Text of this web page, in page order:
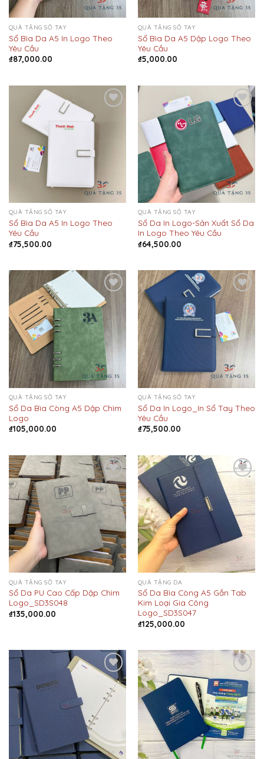
QUÀ TẶNG SỔ TAY
Sổ Bìa Da A5 In Logo Theo
Yêu Cầu
₫87,000.00
QUÀ TẶNG SỔ TAY
Sổ Bìa Da A5 Dập Logo Theo
Yêu Cầu
₫5,000.00
Wishlist
QUÀ TẶNG SỔ TAY
Sổ Bìa Da A5 In Logo Theo
Yêu Cầu
₫75,500.00
Add to
Wishlist
QUÀ TẶNG SỔ TAY
Sổ Da In Logo-Sản Xuất Sổ Da
In Logo Theo Yêu Cầu
₫64,500.00
Add to
Wishlist
QUÀ TẶNG SỔ TAY
Sổ Da Bìa Còng A5 Dập Chìm
Logo
₫105,000.00
Add to
Wishlist
QUÀ TẶNG SỔ TAY
Sổ Da In Logo_In Sổ Tay Theo
Yêu Cầu
₫75,500.00
Add to
Wishlist
QUÀ TẶNG SỔ TAY
Sổ Da PU Cao Cấp Dập Chìm
Logo_SD3S048
₫135,000.00
Add to
Wishlist
QUÀ TẶNG DA
Sổ Da Bìa Còng A5 Gắn Tab
Kim Loại Gia Công
Logo_SD3S047
₫125,000.00
Add to
Wishlist
Add to
Wishlist